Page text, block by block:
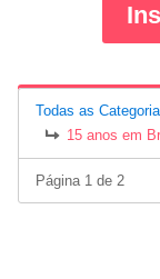
Todas as
15 anos em
Página 1 de 2